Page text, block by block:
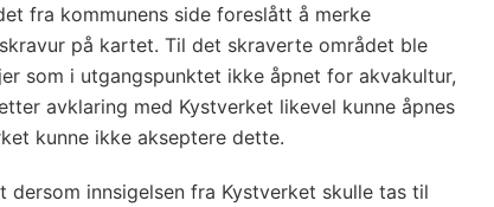
fra kommunens side foreslått å merke
på kartet. Til det skraverte området ble
som i utgangspunktet ikke åpnet for akvakultur,
avklaring med Kystverket likevel kunne åpnes
kunne ikke akseptere dette.
dersom innsigelsen fra Kystverket skulle tas til